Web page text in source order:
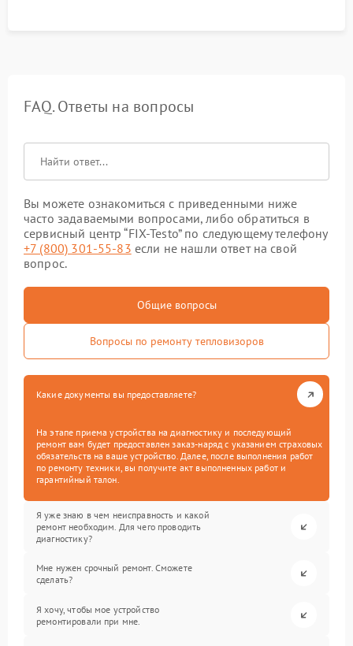
FAQ. Ответы на вопросы
Вы можете ознакомиться с приведенными ниже
часто задаваемыми вопросами, либо обратиться в
сервисный центр “FIX-Testo” по следующему телефону
+7 (800) 301-55-83 если не нашли ответ на свой
вопрос.
Общие вопросы
Вопросы по ремонту тепловизоров
Какие документы вы предоставляете?
На этапе приема устройства на диагностику и последующий
ремонт вам будет предоставлен заказ-наряд с указанием страховых
обязательств на ваше устройство. Далее, после выполнения работ
по ремонту техники, вы получите акт выполненных работ и
гарантийный талон.
Я уже знаю в чем неисправность и какой
ремонт необходим. Для чего проводить
диагностику?
Мне нужен срочный ремонт. Сможете
сделать?
Я хочу, чтобы мое устройство
ремонтировали при мне.